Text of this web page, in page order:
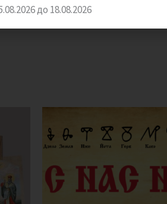
до 18.08.2026